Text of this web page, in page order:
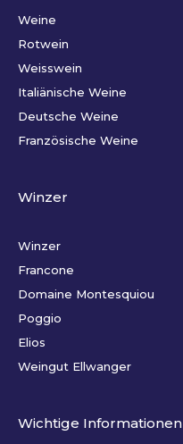
Weine
Rotwein
Weisswein
Italiänische Weine
Deutsche Weine
Französische Weine
Winzer
Winzer
Francone
Domaine Montesquiou
Poggio
Elios
Weingut Ellwanger
Wichtige Informationen